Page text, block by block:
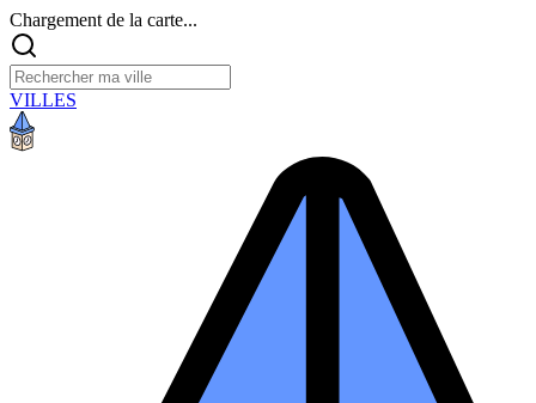
Chargement de la carte...
VILLES